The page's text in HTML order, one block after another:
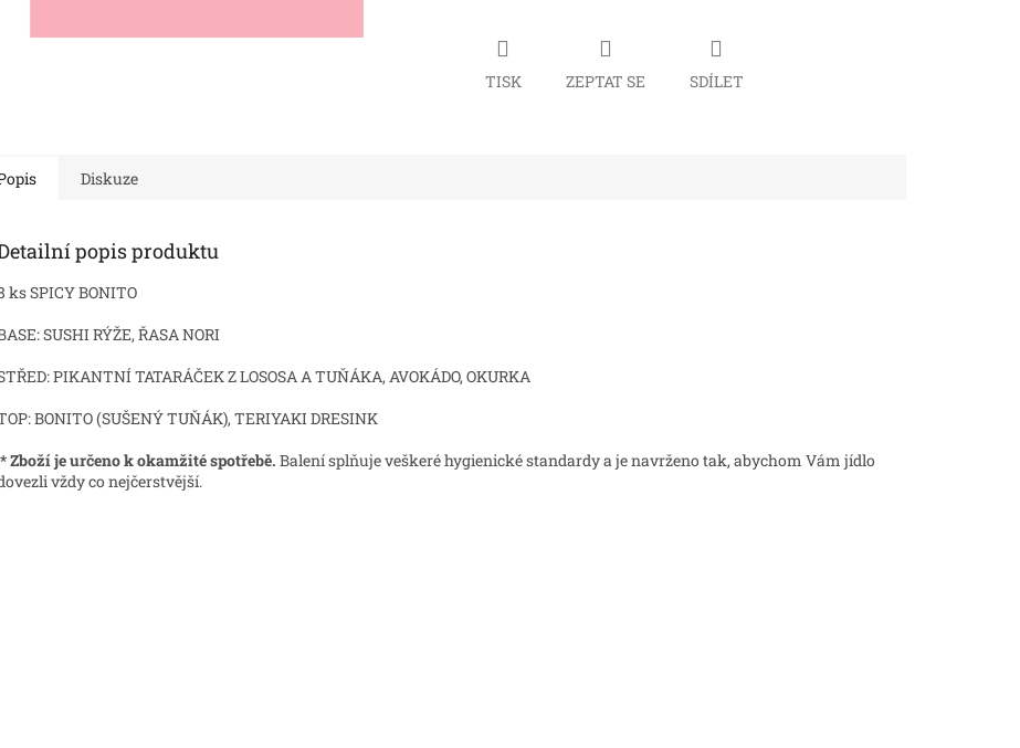
TISK ZEPTAT SE SDÍLET
Diskuze
popis produktu
ks SPICY BONITO
SUSHI RÝŽE, ŘASA NORI
PIKANTNÍ TATARÁČEK Z LOSOSA A TUŇÁKA, AVOKÁDO, OKURKA
BONITO (SUŠENÝ TUŇÁK), TERIYAKI DRESINK
* Zboží je určeno k okamžité spotřebě. Balení splňuje veškeré hygienické standardy a je navrženo tak, abychom Vám jídlo
vždy co nejčerstvější.